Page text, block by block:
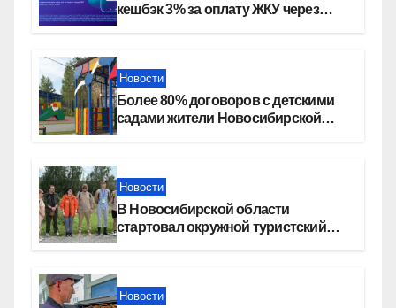
кешбэк 3% за оплату ЖКУ через
Новости
Более 80% договоров с детскими
садами жители Новосибирской
Новости
В Новосибирской области
стартовал окружной туристский
Новости